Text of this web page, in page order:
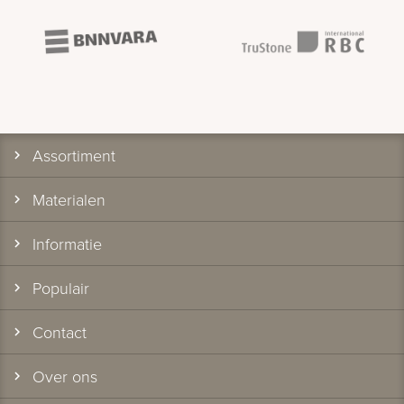
Assortiment
Materialen
Informatie
Populair
Contact
Over ons